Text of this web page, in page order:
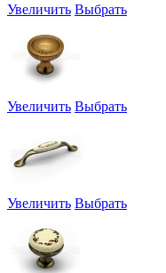
Увеличить Выбрать
Увеличить Выбрать
Увеличить Выбрать